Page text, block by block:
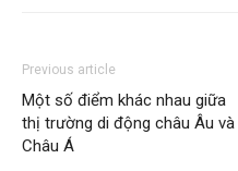
Previous article
Một số điểm khác nhau giữa
thị trường di động châu Âu và
Châu Á